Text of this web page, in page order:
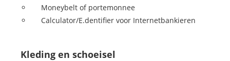
Moneybelt of portemonnee
Calculator/E.dentifier voor Internetbankieren
Kleding en schoeisel